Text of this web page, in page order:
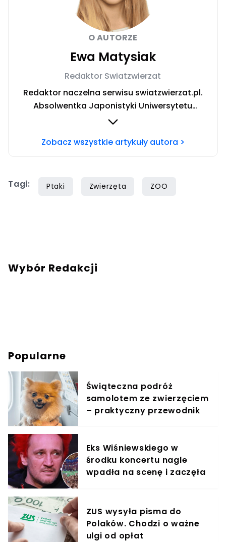
O AUTORZE
Ewa Matysiak
Redaktor Swiatzwierzat
Redaktor naczelna serwisu swiatzwierzat.pl.
Absolwentka Japonistyki Uniwersytetu
Warszawskiego. W trakcie rocznego wyjazdu
relacją człowiek-pies oraz roli domowych
szczęścia w licznych pasjach.
mail: redakcja@swiatzwierzat.pl
Zobacz wszystkie artykuły autora >
Tagi: Ptaki Zwierzęta ZOO
Wybór Redakcji
Popularne
Świąteczna podróż
samolotem ze zwierzęciem
– praktyczny przewodnik
Eks Wiśniewskiego w
środku koncertu nagle
wpadła na scenę i zaczęła
ZUS wysyła pisma do
Polaków. Chodzi o ważne
ulgi od opłat